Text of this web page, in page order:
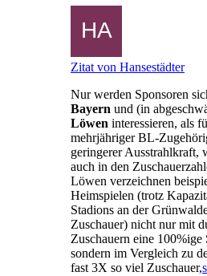
Zitat von Hansestädter
Nur werden Sponsoren
Bayern und (in
Löwen interessieren, als
mehrjähriger BL-
geringerer Ausstrahlkraft,
auch in den
Löwen verzeichnen
Heimspielen (trotz
Stadions an der
Zuschauer) nicht nur mit
Zuschauern eine 100%ige
sondern im Vergleich zu
fast 3X so viel Zuschauer,